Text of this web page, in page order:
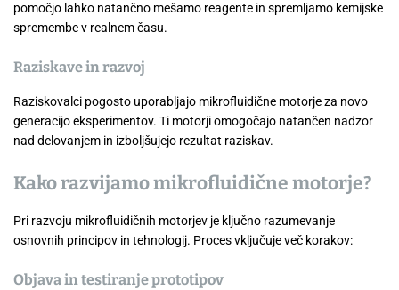
pomočjo lahko natančno mešamo reagente in spremljamo kemijske
spremembe v realnem času.
Raziskave in razvoj
Raziskovalci pogosto uporabljajo mikrofluidične motorje za novo
generacijo eksperimentov. Ti motorji omogočajo natančen nadzor
nad delovanjem in izboljšujejo rezultat raziskav.
Kako razvijamo mikrofluidične motorje?
Pri razvoju mikrofluidičnih motorjev je ključno razumevanje
osnovnih principov in tehnologij. Proces vključuje več korakov:
Objava in testiranje prototipov